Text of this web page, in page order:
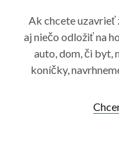
Ak chcete uzavrieť
aj niečo odložiť na
auto, dom, či byt,
koníčky,